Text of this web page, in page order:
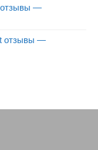
отзывы —
отзывы —